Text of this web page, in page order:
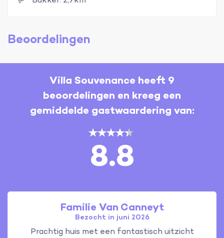
Beoordelingen
Villa Souvenance heeft 9
beoordelingen en kreeg een
gemiddelde gastwaardering van:
8.8
Familie Van Canneyt
Bezocht in juni 2026
Prachtig huis met een fantastisch uitzicht